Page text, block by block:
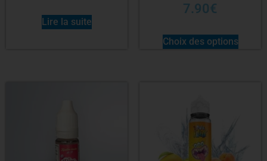
Lire la suite
7.90€
Choix des options